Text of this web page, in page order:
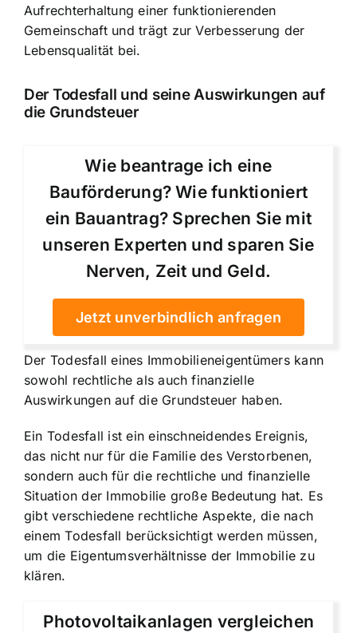
Aufrechterhaltung einer funktionierenden
Gemeinschaft und trägt zur Verbesserung der
Lebensqualität bei.
Der Todesfall und seine Auswirkungen auf
die Grundsteuer
Wie beantrage ich eine
Bauförderung? Wie funktioniert
ein Bauantrag? Sprechen Sie mit
unseren Experten und sparen Sie
Nerven, Zeit und Geld.
Jetzt unverbindlich anfragen
Der Todesfall eines Immobilieneigentümers kann
sowohl rechtliche als auch finanzielle
Auswirkungen auf die Grundsteuer haben.
Ein Todesfall ist ein einschneidendes Ereignis,
das nicht nur für die Familie des Verstorbenen,
sondern auch für die rechtliche und finanzielle
Situation der Immobilie große Bedeutung hat. Es
gibt verschiedene rechtliche Aspekte, die nach
einem Todesfall berücksichtigt werden müssen,
um die Eigentumsverhältnisse der Immobilie zu
klären.
Photovoltaikanlagen vergleichen